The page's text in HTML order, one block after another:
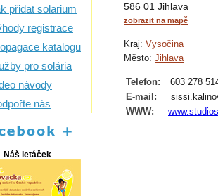
přidat solarium
registrace
katalogu
pro solária
návody
nás
Náš letáček
586 01 Jihlava
zobrazit na mapě
Kraj: Vysočina
Město: Jihlava
Telefon:
603 278
E-mail:
WWW: